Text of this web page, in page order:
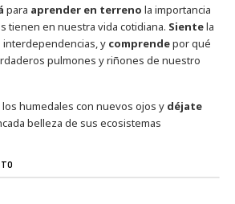
para aprender en terreno la importancia
tienen en nuestra vida cotidiana. Sientela
interdependencias, y comprendepor qué
pulmones y riñones de nuestro
los humedales con nuevos ojos y déjate
belleza de sus ecosistemas